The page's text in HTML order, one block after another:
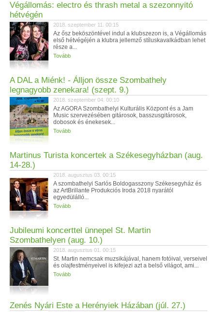
Végállomás: electro és thrash metal a szezonnyitó
hétvégén
2018. szeptember 11. 00:15
Az ősz beköszöntével indul a klubszezon is, a Végállomás
első hétvégéjén a klubra jellemző stíluskavalkádban lehet
része a...
Tovább
A DAL a Miénk! - Álljon össze Szombathely
legnagyobb zenekara! (szept. 9.)
2018. szeptember 04. 00:10
Az AGORA Szombathelyi Kulturális Központ és a Jam
Music szervezésében gitárosok, basszusgitárosok,
dobosok és énekesek...
Tovább
Martinus Turista koncertek a Székesegyházban (aug.
14-28.)
2018. augusztus 03. 00:15
A szombathelyi Sarlós Boldogasszony Székesegyház és
az ArtBrillante Produkciós Iroda 2018 nyarától
egyedülálló...
Tovább
Jubileumi koncerttel ünnepel St. Martin
Szombathelyen (aug. 10.)
2018. augusztus 01. 00:15
St. Martin nemcsak muzsikájával, hanem fotóival, verseivel
és olajfestményeivel is kifejezi azt a belső világot, ami...
Tovább
Zenés Nyári Este a Herényiek Házában (júl. 27.)